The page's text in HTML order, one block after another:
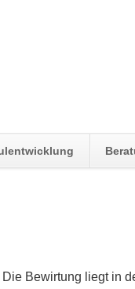
Bewirtung liegt in